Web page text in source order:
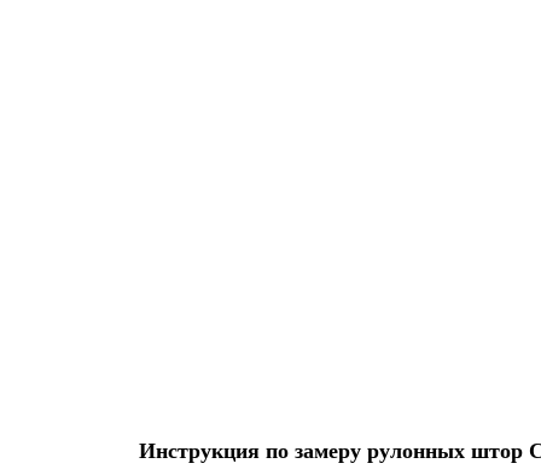
Инструкция по замеру рулонных штор